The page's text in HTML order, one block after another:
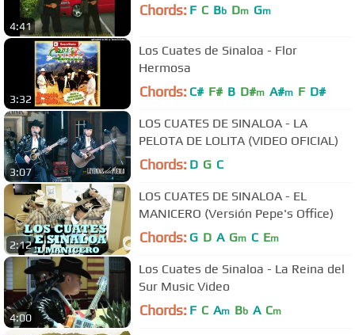
4:41
Chords: F C Bb Dm Gm
3:32
Los Cuates de Sinaloa - Flor
Hermosa
Chords: C# F# B D#m A#m F D#
3:07
LOS CUATES DE SINALOA - LA
PELOTA DE LOLITA (VIDEO OFICIAL)
Chords: D G C
2:12
LOS CUATES DE SINALOA - EL
MANICERO (Versión Pepe's Office)
Chords: G D A Gm C Em
4:00
Los Cuates de Sinaloa - La Reina del
Sur Music Video
Chords: F C Am Bb A Cm